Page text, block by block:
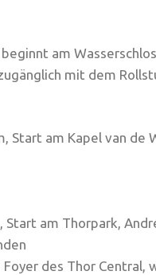
am
mit dem
Start am Kapel van de
am Thorpark,
Foyer des Thor